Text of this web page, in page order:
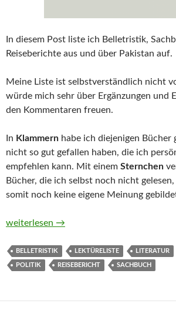
In diesem Post liste ich Belletristik,
Reiseberichte aus und über Pakistan auf.
Meine Liste ist selbstverständlich nicht
würde mich sehr über Ergänzungen und
den Kommentaren freuen.
In Klammern habe ich diejenigen Bücher
nicht so gut gefallen haben, die ich
empfehlen kann. Mit einem Sternchen
Bücher, die ich selbst noch nicht
somit noch keine eigene Meinung
Belletristik, Sachbücher und
weiterlesen →
BELLETRISTIK LEKTÜRELISTE LITERATUR
POLITIK REISEBERICHT SACHBUCH